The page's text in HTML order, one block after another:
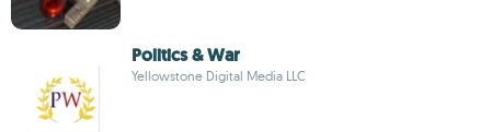
Politics & War
Yellowstone Digital Media LLC